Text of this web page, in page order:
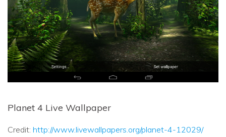
Planet 4 Live Wallpaper
Credit: http://www.livewallpapers.org/planet-4-12029/